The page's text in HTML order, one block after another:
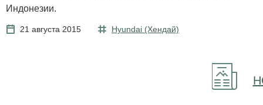
Индонезии.
21 августа 2015 Hyundai (Хендай)